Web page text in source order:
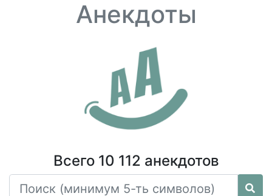
Анекдоты
Всего 10 112 анекдотов